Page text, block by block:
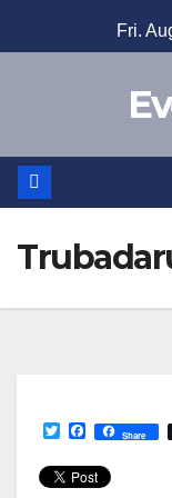
to
Fri.
T
i
t
F
c
e
Share